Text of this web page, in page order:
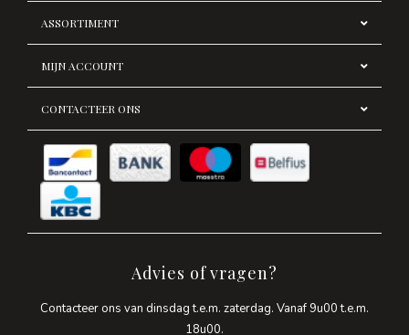
ASSORTIMENT
MIJN ACCOUNT
CONTACTEER ONS
Advies of vragen?
Contacteer ons van dinsdag t.e.m. zaterdag. Vanaf 9u00 t.e.m.
18u00.